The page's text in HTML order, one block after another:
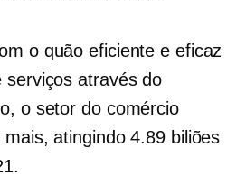
o quão eficiente e eficaz
através do
o setor do comércio
atingindo 4.89 biliões